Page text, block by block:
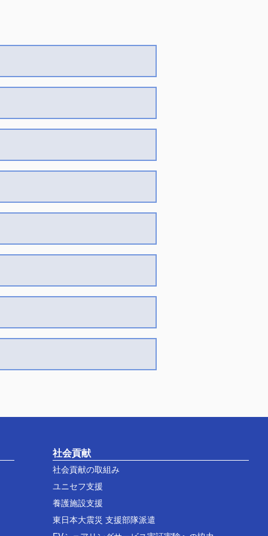
社会貢献
社会貢献の取組み
ユニセフ支援
養護施設支援
東日本大震災 支援部隊派遣